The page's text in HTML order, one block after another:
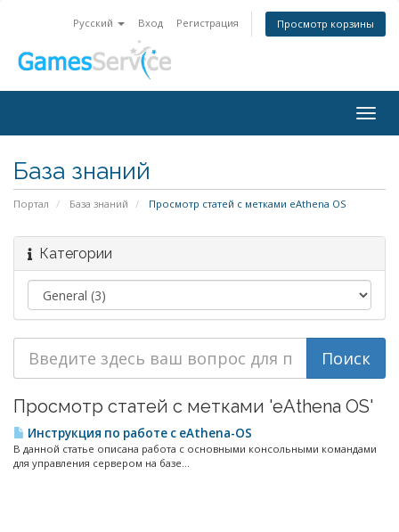
Русский Вход Регистрация Просмотр корзины
База знаний
Портал База знаний Просмотр статей с метками eAthena OS
Категории
Просмотр статей с метками 'eAthena OS'
Инструкция по работе с eAthena-OS
В данной статье описана работа с основными консольными командами
для управления сервером на базе...